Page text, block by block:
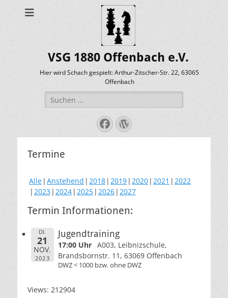
VSG 1880 Offenbach e.V.
Hier wird Schach gespielt: Arthur-Zitscher-Str. 22, 63065
Offenbach
Suche
nach:
Facebook
WordPress
Termine
Alle Anstehend 2018 2019 2020 2021
2022
2023 2024 2025 2026 2027
Termin Informationen:
DI.
21
NOV.
2023
Jugendtraining
17:00 Uhr A003, Leibnizschule,
Brandsbornstr. 11, 63069 Offenbach
DWZ < 1000 bzw. ohne DWZ
Views: 212904